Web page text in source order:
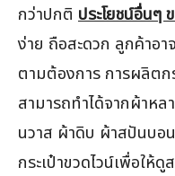
กว่าปกติ ประโยชน์อื่นๆ
ง่าย ถือสะดวก ลูกค้าอ
ตามต้องการ การผลิตก
สามารถทำได้จากผ้าห
นวาส ผ้าดิบ ผ้าสปันบอ
กระเป๋าขวดไวน์เพื่อให้